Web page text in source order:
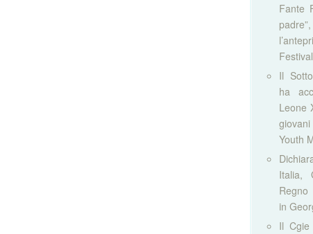
Fante
Il
ha
Leone
Youth
Italia,
in
Il